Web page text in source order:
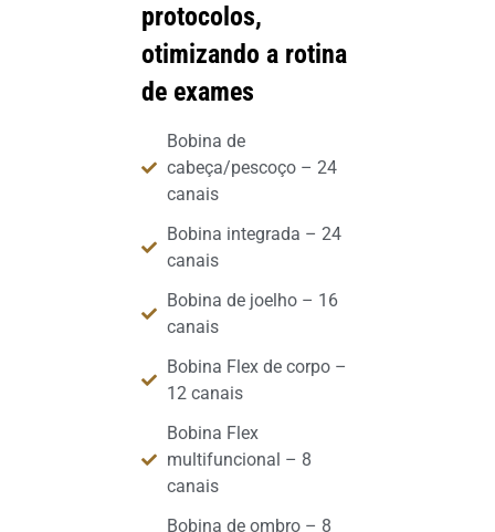
protocolos,
otimizando a rotina
de exames
Bobina de
cabeça/pescoço – 24
canais
Bobina integrada – 24
canais
Bobina de joelho – 16
canais
Bobina Flex de corpo –
12 canais
Bobina Flex
multifuncional – 8
canais
Bobina de ombro – 8